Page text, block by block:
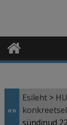
«»
Esileht >
sündinud